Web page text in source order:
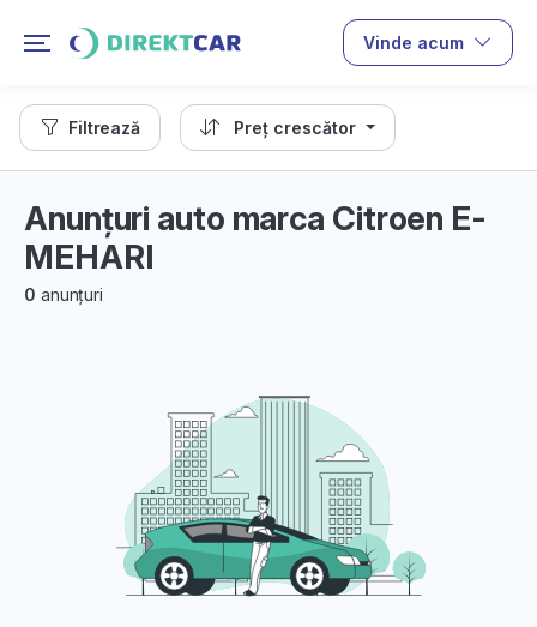
Vinde acum
Filtrează Preț crescător
Anunțuri auto marca Citroen E-
MEHARI
0 anunțuri